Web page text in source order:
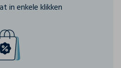
in enkele klikken